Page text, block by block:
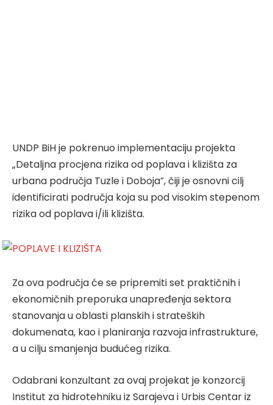
UNDP BiH je pokrenuo implementaciju projekta
„Detaljna procjena rizika od poplava i klizišta za
urbana područja Tuzle i Doboja“, čiji je osnovni cilj
identificirati područja koja su pod visokim stepenom
rizika od poplava i/ili klizišta.
Za ova područja će se pripremiti set praktičnih i
ekonomičnih preporuka unapređenja sektora
stanovanja u oblasti planskih i strateških
dokumenata, kao i planiranja razvoja infrastrukture,
a u cilju smanjenja budućeg rizika.
Odabrani konzultant za ovaj projekat je konzorcij
Institut za hidrotehniku iz Sarajeva i Urbis Centar iz